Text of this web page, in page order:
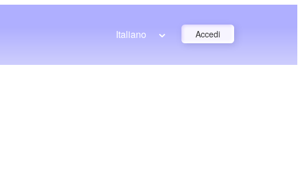
Italiano Accedi